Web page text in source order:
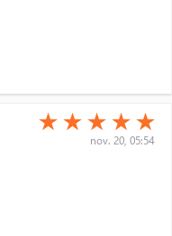
(*)
★ (*)
★ (*)
★ (*)
★ (*)
★
nov. 20, 05:54